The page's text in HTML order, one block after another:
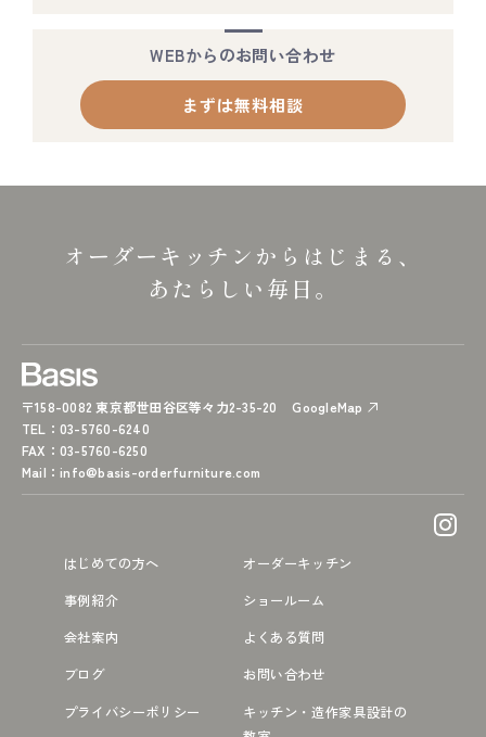
WEBからのお問い合わせ
まずは無料相談
オーダーキッチンからはじまる、
あたらしい毎日。
〒158-0082 東京都世田谷区等々力2-35-20
GoogleMap
TEL ：03-5760-6240
FAX ：03-5760-6250
Mail ：info@basis-orderfurniture.com
はじめての方へ
オーダーキッチン
事例紹介
ショールーム
会社案内
よくある質問
ブログ
お問い合わせ
プライバシーポリシー
キッチン・造作家具設計の